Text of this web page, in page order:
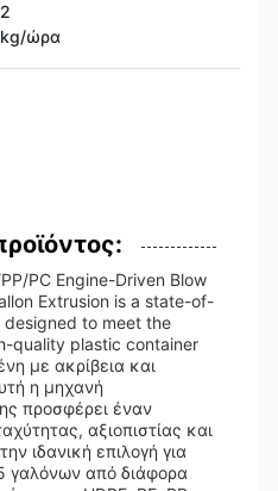
ώρα
PC Engine-Driven Blow
Extrusion is a state-of-
to meet the
quality plastic container
με ακρίβεια και
η μηχανή
προσφέρει έναν
αξιοπιστίας και
ιδανική επιλογή για
γαλόνων από διάφορα